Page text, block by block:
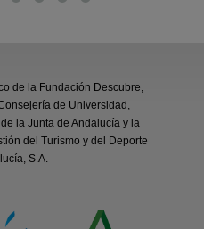
de la Fundación Descubre,
de Universidad,
la Junta de Andalucía y la
del Turismo y del Deporte
S.A.